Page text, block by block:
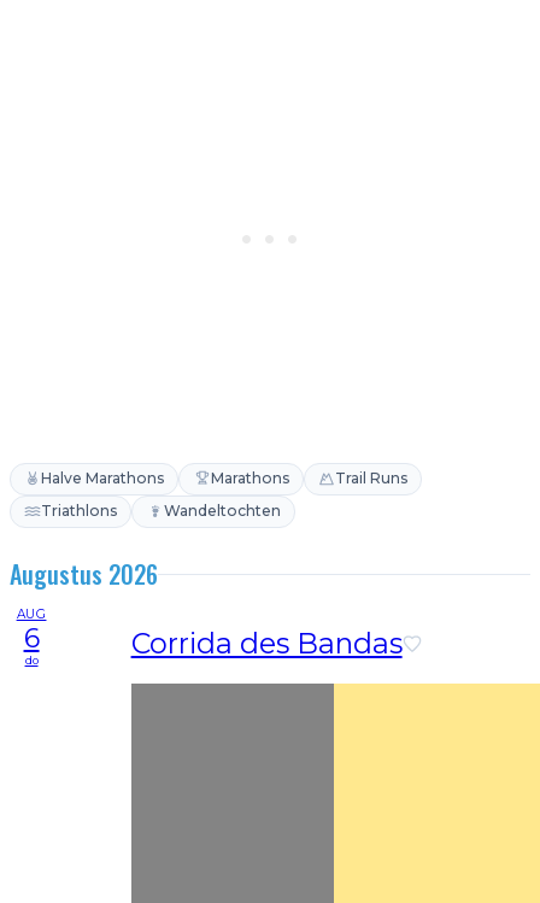
Halve Marathons Marathons
Trail Runs
Triathlons
Wandeltochten
Augustus 2026
AUG
6
do Corrida des Bandas